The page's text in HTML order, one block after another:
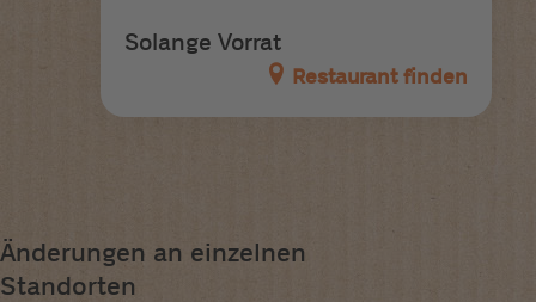
Solange Vorrat
Restaurant finden
Änderungen an einzelnen
Standorten